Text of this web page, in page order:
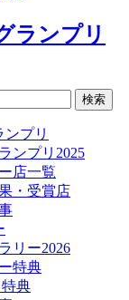
プリ
ンプリ2025
店一覧
・受賞店
リー2026
特典
典